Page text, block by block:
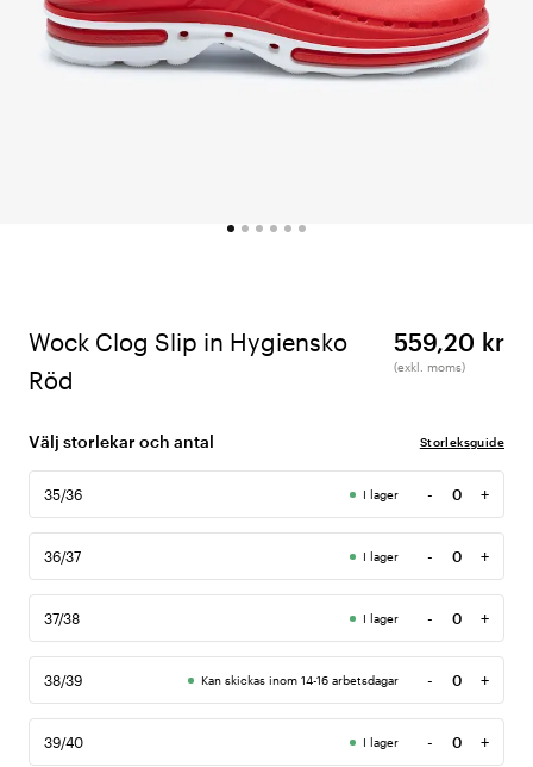
Wock Clog Slip in Hygiensko
Röd
559,20 kr
(exkl. moms)
Välj storlekar och antal Storleksguide
35/36 I lager -
Antal
+
36/37 I lager -
Antal
+
37/38 I lager -
Antal
+
38/39 Kan skickas inom 14-16 arbetsdagar -
Antal
+
39/40 I lager -
Antal
+